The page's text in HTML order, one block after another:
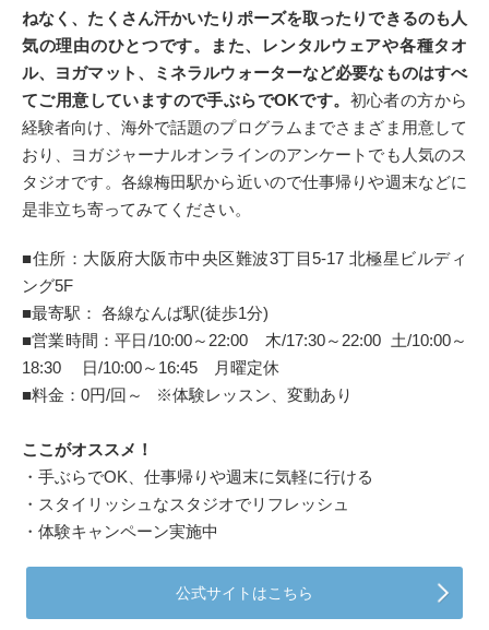
ねなく、たくさん汗かいたりポーズを取ったりできるのも人
気の理由のひとつです。また、レンタルウェアや各種タオ
ル、ヨガマット、ミネラルウォーターなど必要なものはすべ
てご用意していますので手ぶらでOKです。 初心者の方から
経験者向け、海外で話題のプログラムまでさまざま用意して
おり、ヨガジャーナルオンラインのアンケートでも人気のス
タジオです。各線梅田駅から近いので仕事帰りや週末などに
是非立ち寄ってみてください。
■住所：大阪府大阪市中央区難波3丁目5-17 北極星ビルディ
ング5F
■最寄駅： 各線なんば駅(徒歩1分)
■営業時間：平日/10:00～22:00 木/17:30～22:00 土/10:00～
18:30 日/10:00～16:45 月曜定休
■料金：0円/回～ ※体験レッスン、変動あり
ここがオススメ！
・手ぶらでOK、仕事帰りや週末に気軽に行ける
・スタイリッシュなスタジオでリフレッシュ
・体験キャンペーン実施中
公式サイトはこちら